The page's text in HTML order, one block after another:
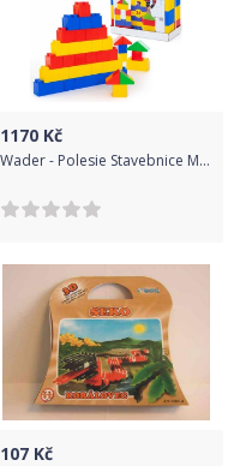
1170 Kč
Wader - Polesie Stavebnice Mega XXL 36 61cm
107 Kč